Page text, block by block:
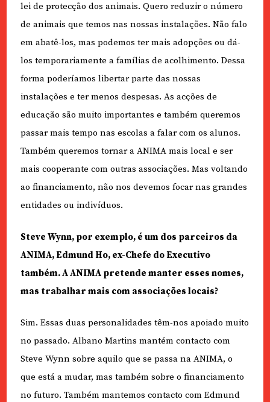
lei de protecção dos animais. Quero reduzir o número
de animais que temos nas nossas instalações. Não falo
em abatê-los, mas podemos ter mais adopções ou dá-
los temporariamente a famílias de acolhimento. Dessa
forma poderíamos libertar parte das nossas
instalações e ter menos despesas. As acções de
educação são muito importantes e também queremos
passar mais tempo nas escolas a falar com os alunos.
Também queremos tornar a ANIMA mais local e ser
mais cooperante com outras associações. Mas voltando
ao financiamento, não nos devemos focar nas grandes
entidades ou indivíduos.
Steve Wynn, por exemplo, é um dos parceiros da
ANIMA, Edmund Ho, ex-Chefe do Executivo
também. A ANIMA pretende manter esses nomes,
mas trabalhar mais com associações locais?
Sim. Essas duas personalidades têm-nos apoiado muito
no passado. Albano Martins mantém contacto com
Steve Wynn sobre aquilo que se passa na ANIMA, o
que está a mudar, mas também sobre o financiamento
no futuro. Também mantemos contacto com Edmund